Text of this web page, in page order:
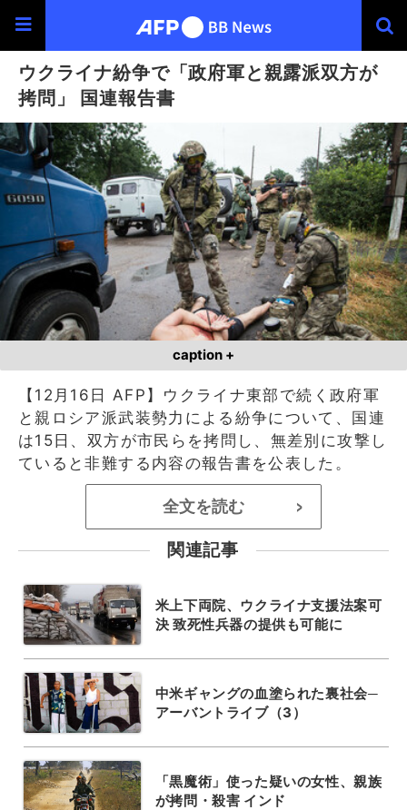
ウクライナ紛争で「政府軍と親露派双方が
拷問」 国連報告書
caption +
【12月16日 AFP】ウクライナ東部で続く政府軍
と親ロシア派武装勢力による紛争について、国連
は15日、双方が市民らを拷問し、無差別に攻撃し
ていると非難する内容の報告書を公表した。
全文を読む >
関連記事
米上下両院、ウクライナ支援法案可
決 致死性兵器の提供も可能に
中米ギャングの血塗られた裏社会─
アーバントライブ（3）
「黒魔術」使った疑いの女性、親族
が拷問・殺害 インド